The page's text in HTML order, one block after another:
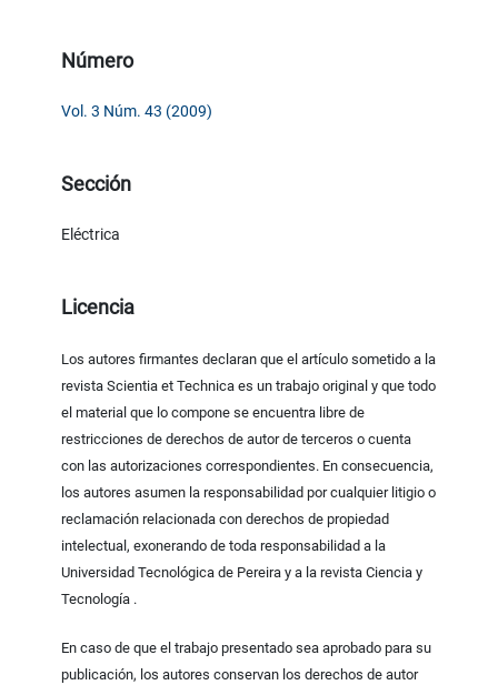
Número
Vol. 3 Núm. 43 (2009)
Sección
Eléctrica
Licencia
Los autores firmantes declaran que el artículo sometido a la
revista Scientia et Technica es un trabajo original y que todo
el material que lo compone se encuentra libre de
restricciones de derechos de autor de terceros o cuenta
con las autorizaciones correspondientes. En consecuencia,
los autores asumen la responsabilidad por cualquier litigio o
reclamación relacionada con derechos de propiedad
intelectual, exonerando de toda responsabilidad a la
Universidad Tecnológica de Pereira y a la revista Ciencia y
Tecnología .
En caso de que el trabajo presentado sea aprobado para su
publicación, los autores conservan los derechos de autor